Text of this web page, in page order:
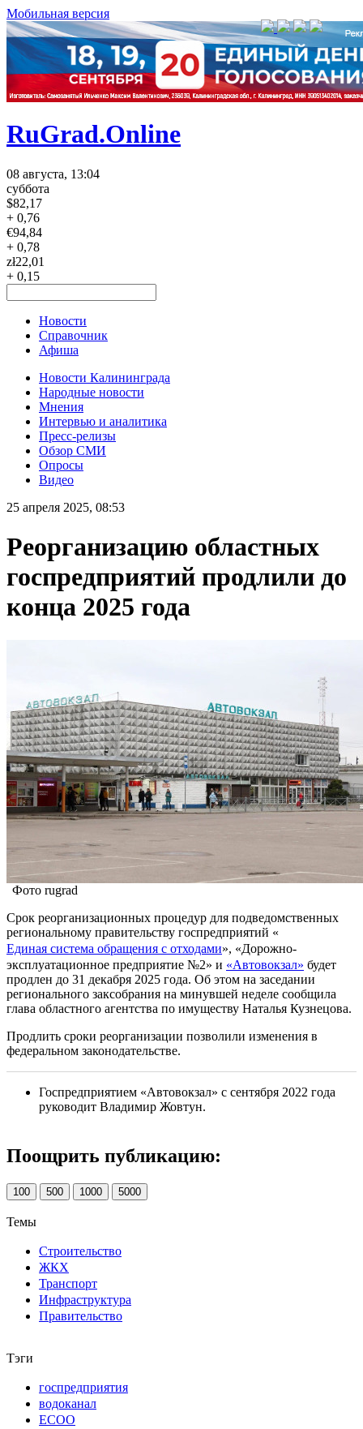
Мобильная версия
RuGrad.Online
08 августа, 13:04
суббота
$82,17
+ 0,76
€94,84
+ 0,78
zł22,01
+ 0,15
Новости
Справочник
Афиша
Новости Калининграда
Народные новости
Мнения
Интервью и аналитика
Пресс-релизы
Обзор СМИ
Опросы
Видео
25 апреля 2025, 08:53
Реорганизацию областных
госпредприятий продлили до
конца 2025 года
Фото rugrad
Срок реорганизационных процедур для подведомственных
региональному правительству госпредприятий «
Единая система обращения с отходами», «Дорожно-
эксплуатационное предприятие №2» и «Автовокзал» будет
продлен до 31 декабря 2025 года. Об этом на заседании
регионального заксобрания на минувшей неделе сообщила
глава областного агентства по имуществу Наталья Кузнецова.
Продлить сроки реорганизации позволили изменения в
федеральном законодательстве.
Госпредприятием «Автовокзал» с сентября 2022 года
руководит Владимир Жовтун.
Поощрить публикацию:
100 500 1000 5000
Темы
Строительство
ЖКХ
Транспорт
Инфраструктура
Правительство
Тэги
госпредприятия
водоканал
ЕСОО